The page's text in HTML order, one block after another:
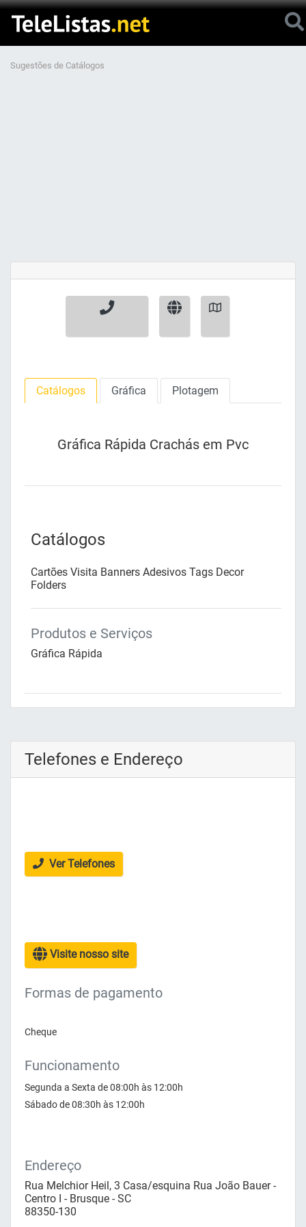
Sugestões de Catálogos
Catálogos Gráfica Plotagem
Gráfica Rápida Crachás em Pvc
Catálogos
Cartões Visita Banners Adesivos Tags Decor
Folders
Produtos e Serviços
Gráfica Rápida
Telefones e Endereço
Ver Telefones
Visite nosso site
Formas de pagamento
Cheque
Funcionamento
Segunda a Sexta de 08:00h às 12:00h
Sábado de 08:30h às 12:00h
Endereço
Rua Melchior Heil, 3 Casa/esquina Rua João Bauer -
Centro I - Brusque - SC
88350-130